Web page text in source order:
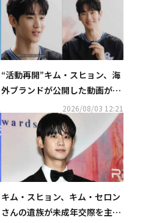
“活動再開”キム・スヒョン、海
外ブランドが公開した動画が話
題…ほっそりとした姿に注目
2026/08/03 12:21
キム・スヒョン、キム・セロン
さんの遺族が未成年交際を主張